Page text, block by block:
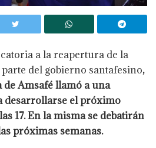
a la reapertura de la
del gobierno santafesino,
Amsafé llamó a una
desarrollarse el próximo
17. En la misma se debatirán
próximas semanas.